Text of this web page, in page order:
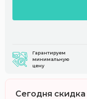
Гарантируем
минимальную
цену
Сегодня скидка